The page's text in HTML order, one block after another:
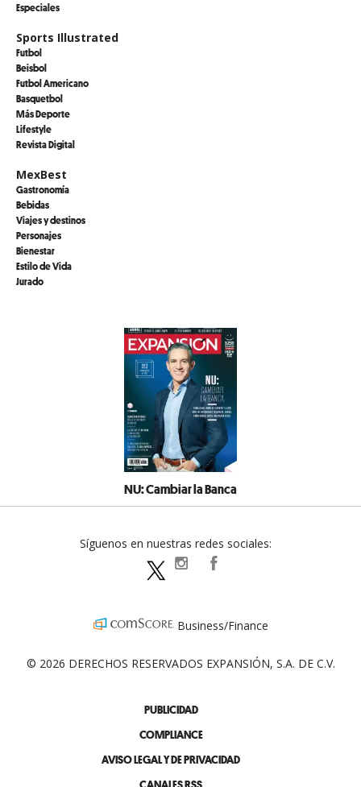
Especiales
Sports Illustrated
Futbol
Beisbol
Futbol Americano
Basquetbol
Más Deporte
Lifestyle
Revista Digital
MexBest
Gastronomía
Bebidas
Viajes y destinos
Personajes
Bienestar
Estilo de Vida
Jurado
NU: Cambiar la Banca
PUBLICIDAD
COMPLIANCE
AVISO LEGAL Y DE PRIVACIDAD
Síguenos en nuestras redes sociales:
expansionpolitica
Business/Finance
© 2026 DERECHOS RESERVADOS EXPANSIÓN, S.A. DE C.V.